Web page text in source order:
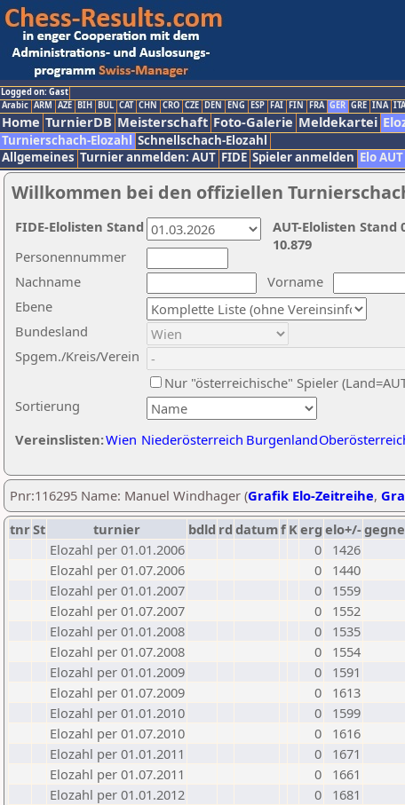
Logged on: Gast
Arabic ARM AZE BIH BUL CAT CHN CRO CZE DEN ENG ESP FAI FIN FRA GER GRE INA ITA
Home TurnierDB Meisterschaft Foto-Galerie Meldekartei
Turnierschach-Elozahl Schnellschach-Elozahl
Allgemeines Turnier anmelden: AUT FIDE Spieler anmelden Elo AUT
Willkommen bei den offiziellen
Nachname
Vorname
Ebene
Sortierung
Personennummer
Bundesland
Spgem./Kreis/Verein
Nur "österreichische" Spieler
Vereinslisten:Wien Niederösterreich Burgenland
AUT-Elolisten Stand
10.879
FIDE-Elolisten Stand
Pnr:116295 Name: Manuel Windhager (Grafik Elo-Zeitreihe,
tnrSt turnier bdld rd datumf Kerg elo+/-
Elozahl per 01.01.2006
0
1426
Elozahl per 01.07.2006
0
1440
Elozahl per 01.01.2007
0
1559
Elozahl per 01.07.2007
0
1552
Elozahl per 01.01.2008
0
1535
Elozahl per 01.07.2008
0
1554
Elozahl per 01.01.2009
0
1591
Elozahl per 01.07.2009
0
1613
Elozahl per 01.01.2010
0
1599
Elozahl per 01.07.2010
0
1616
Elozahl per 01.01.2011
0
1671
Elozahl per 01.07.2011
0
1661
Elozahl per 01.01.2012
0
1681